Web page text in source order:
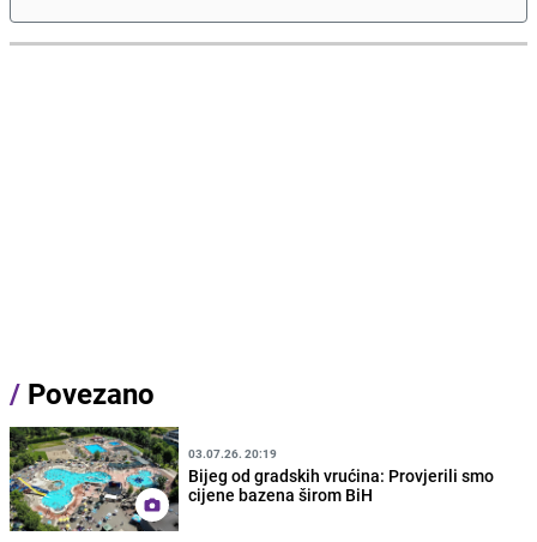
/ Povezano
03.07.26. 20:19
Bijeg od gradskih vrućina: Provjerili smo
cijene bazena širom BiH